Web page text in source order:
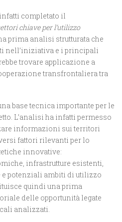
completato il
chiave per l’utilizzo
prima analisi strutturata che
nell’iniziativa e i principali
trovare applicazione a
transfrontaliera tra
base tecnica importante per le
L’analisi ha infatti permesso
informazioni sui territori
fattori rilevanti per lo
innovative:
infrastrutture esistenti,
potenziali ambiti di utilizzo
quindi una prima
delle opportunità legate
analizzati.